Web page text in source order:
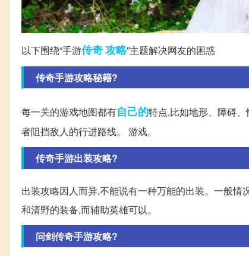
以下围绕“手游传奇攻略”主题解决网友的困惑
传奇手游攻略秘籍?
每一关的游戏地图都有自己的特点,比如地形、障碍
者阻挡敌人的行进路线。 游戏。
传奇手游出装攻略?
出装攻略因人而异,不能说有一种万能的出装。一般
和清野的装备,而辅助英雄可以。
问剑传奇手游攻略?